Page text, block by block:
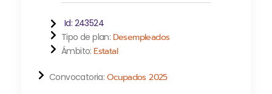
Id: 243524
Tipo de plan: Desempleados
Ámbito: Estatal
Convocatoria: Ocupados 2025